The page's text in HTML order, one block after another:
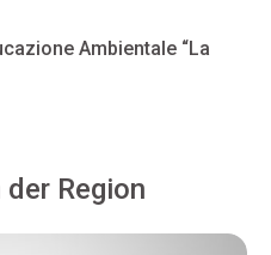
Ambientale “La
Region